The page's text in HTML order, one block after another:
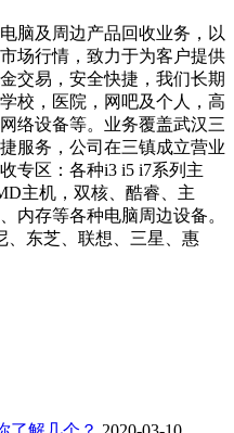
脑及周边产品回收业务，以
场行情，致力于为客户提供
交易，安全快捷，我们长期
校，医院，网吧及个人，高
络设备等。业务覆盖武汉三
服务，公司在三镇成立营业
专区：各种i3 i5 i7系列主
主机，双核、酷睿、主
内存等各种电脑周边设备。
、东芝、联想、三星、惠